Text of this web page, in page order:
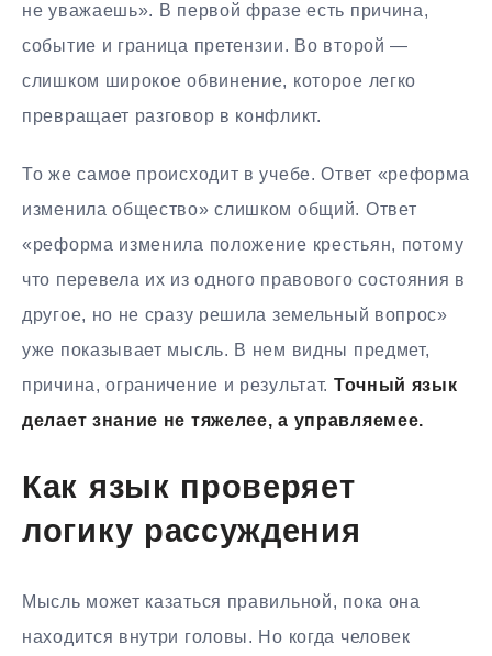
не уважаешь». В первой фразе есть причина,
событие и граница претензии. Во второй —
слишком широкое обвинение, которое легко
превращает разговор в конфликт.
То же самое происходит в учебе. Ответ «реформа
изменила общество» слишком общий. Ответ
«реформа изменила положение крестьян, потому
что перевела их из одного правового состояния в
другое, но не сразу решила земельный вопрос»
уже показывает мысль. В нем видны предмет,
причина, ограничение и результат. Точный язык
делает знание не тяжелее, а управляемее.
Как язык проверяет
логику рассуждения
Мысль может казаться правильной, пока она
находится внутри головы. Но когда человек